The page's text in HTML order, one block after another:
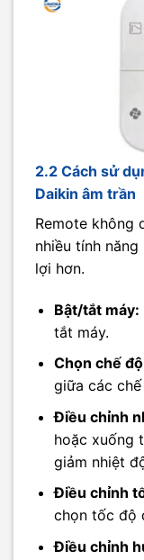
2.2 Cách sử
Daikin âm trần
Remote không
nhiều tính
lợi hơn.
Bật/tắt máy:
tắt máy.
Chọn chế
giữa các
Điều chỉnh
hoặc xuống
giảm nhiệt
Điều chỉnh
chọn tốc độ
Điều chỉnh